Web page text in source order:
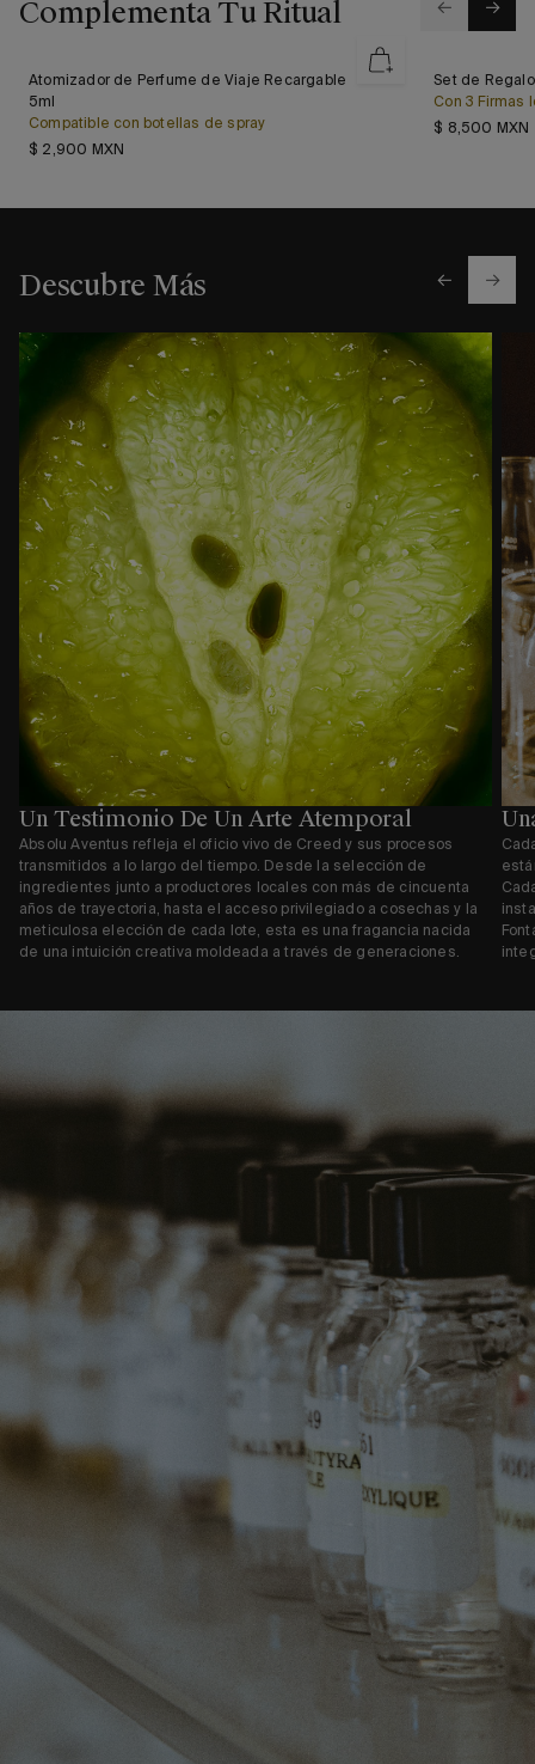
Complementa Tu Ritual
Atomizador
de
Perfume
de
Viaje
5ml
Atomizador de Perfume de Viaje Recargable
5ml
Compatible con botellas de spray
$ 2,900 MXN
Set
de
Regalo
Aventus
Nuevo
Set de
Con 3 Firmas
$ 8,500 MXN
Descubre Más
Un Testimonio De Un Arte Atemporal
Absolu Aventus refleja el oficio vivo de Creed y sus procesos
transmitidos a lo largo del tiempo. Desde la selección de
ingredientes junto a productores locales con más de cincuenta
años de trayectoria, hasta el acceso privilegiado a cosechas y la
meticulosa elección de cada lote, esta es una fragancia nacida
de una intuición creativa moldeada a través de generaciones.